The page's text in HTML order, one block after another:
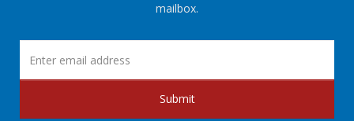
mailbox.
Submit